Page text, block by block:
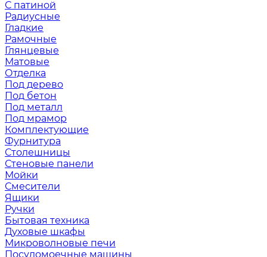
С патиной
Радиусные
Гладкие
Рамочные
Глянцевые
Матовые
Отделка
Под дерево
Под бетон
Под металл
Под мрамор
Комплектующие
Фурнитура
Столешницы
Стеновые панели
Мойки
Смесители
Ящики
Ручки
Бытовая техника
Духовые шкафы
Микроволновые печи
Посудомоечные машины